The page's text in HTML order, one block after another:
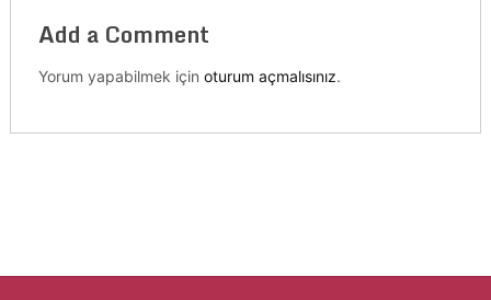
Add a Comment
Yorum yapabilmek için oturum açmalısınız.